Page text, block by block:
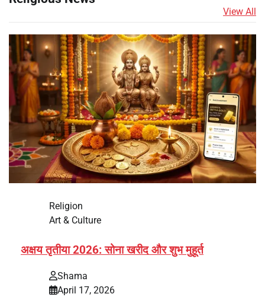
View All
Religion
Art & Culture
अक्षय तृतीया 2026: सोना खरीद और शुभ मुहूर्त
Shama
April 17, 2026